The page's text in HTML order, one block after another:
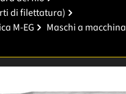
di filettatura)
M-EG
Maschi a macchina